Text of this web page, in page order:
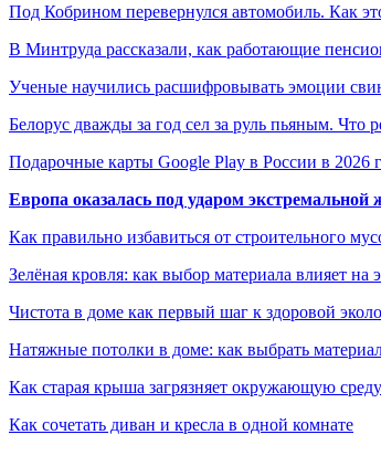
Под Кобрином перевернулся автомобиль. Как
В Минтруда рассказали, как работающие
Ученые научились расшифровывать эмоции
Белорус дважды за год сел за руль пьяным. Что
Подарочные карты Google Play в России в 2026
Европа оказалась под ударом
Как правильно избавиться от строительного
Зелёная кровля: как выбор материала влияет на
Чистота в доме как первый шаг к здоровой
Натяжные потолки в доме: как выбрать
Как старая крыша загрязняет окружающую
Как сочетать диван и кресла в одной комнате